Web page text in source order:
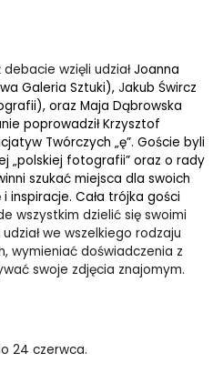
wzięli udziałJoanna
Galeria Sztuki), Jakub Śwircz
oraz Maja Dąbrowska
poprowadził Krzysztof
Twórczych „ę”. Goście byli
„polskiej fotografii” oraz o rady
szukać miejsca dla swoich
inspiracje. Cała trójka gości
wszystkim dzielić się swoimi
we wszelkiego rodzaju
wymieniać doświadczenia z
swoje zdjęcia znajomym.
24 czerwca.